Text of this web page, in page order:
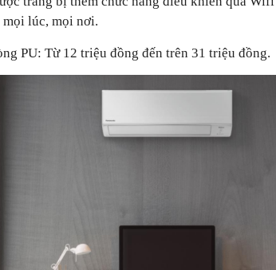
lúc, mọi nơi.
PU: Từ 12 triệu đồng đến trên 31 triệu đồng.